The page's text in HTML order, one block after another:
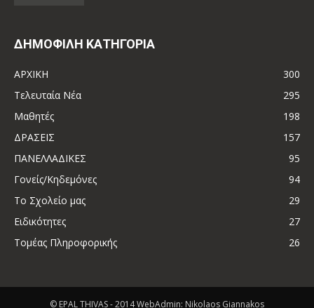
ΔΗΜΟΦΙΛΗ ΚΑΤΗΓΟΡΙΑ
ΑΡΧΙΚΗ
300
Τελευταία Νέα
295
Μαθητές
198
ΔΡΑΣΕΙΣ
157
ΠΑΝΕΛΛΑΔΙΚΕΣ
95
Γονείς/Κηδεμόνες
94
Το Σχολείο μας
29
Ειδικότητες
27
Τομέας Πληροφορικής
26
© EPAL THIVAS - 2014 WebAdmin: Nikolaos Giannakos